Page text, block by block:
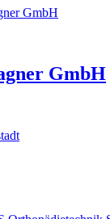
GmbH